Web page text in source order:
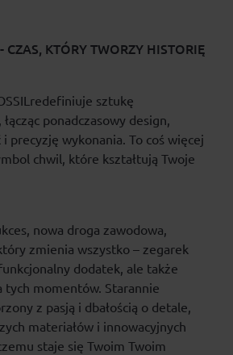
CZAS, KTÓRY TWORZY HISTORIĘ
sztukę
ponadczasowy design,
precyzję wykonania. To coś więcej
chwil, które kształtują Twoje
nowa droga zawodowa,
zmienia wszystko – zegarek
dodatek, ale także
tych momentów. Starannie
z pasją i dbałością o detale,
materiałów i innowacyjnych
staje się Twoim Twoim